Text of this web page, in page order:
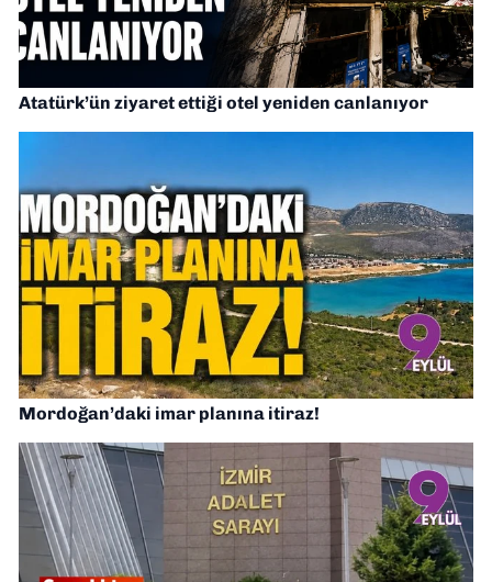
Atatürk’ün ziyaret ettiği otel yeniden canlanıyor
Mordoğan’daki imar planına itiraz!